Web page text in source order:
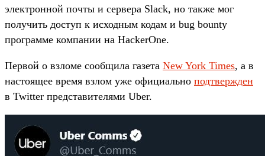
электронной почты и сервера Slack, но также мог
получить доступ к исходным кодам и bug bounty
программе компании на HackerOne.
Первой о взломе сообщила газета New York Times, а в
настоящее время взлом уже официально подтвержден
в Twitter представителями Uber.